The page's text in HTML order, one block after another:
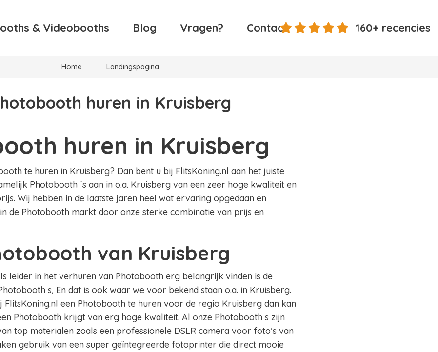
& Videobooths Blog Vragen? Contact 160+ recencies
Home Landingspagina
huren in Kruisberg
huren in Kruisberg
te huren in Kruisberg? Dan bent u bij FlitsKoning.nl aan het juiste
Photobooth ´s aan in o.a. Kruisberg van een zeer hoge kwaliteit en
Wij hebben in de laatste jaren heel wat ervaring opgedaan en
de Photobooth markt door onze sterke combinatie van prijs en
van Kruisberg
leider in het verhuren van Photobooth erg belangrijk vinden is de
s, En dat is ook waar we voor bekend staan o.a. in Kruisberg.
FlitsKoning.nl een Photobooth te huren voor de regio Kruisberg dan kan
Photobooth krijgt van erg hoge kwaliteit. Al onze Photobooth s zijn
top materialen zoals een professionele DSLR camera voor foto’s van
gebruik van een super geïntegreerde fotoprinter die direct mooie